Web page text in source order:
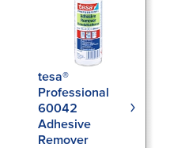
tesa®
Professional
60042
Adhesive
Remover